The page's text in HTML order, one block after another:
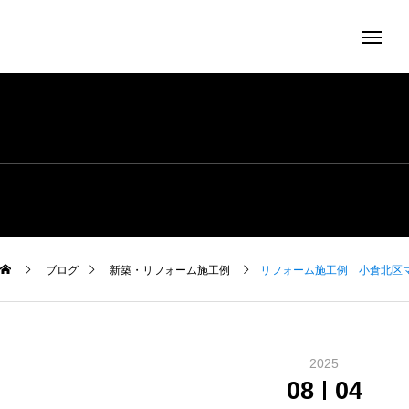
ブログ 新築・リフォーム施工例 リフォーム施工例 小倉北区
2025
08 04